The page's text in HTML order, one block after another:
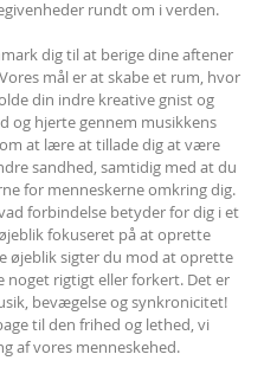
rundt om i verden.
dig til at berige dine aftener
mål er at skabe et rum, hvor
din indre kreative gnist og
og hjerte gennem musikkens
at lære at tillade dig at være
sandhed, samtidig med at du
for menneskerne omkring dig.
forbindelse betyder for dig i et
fokuseret på at oprette
øjeblik sigter du mod at oprette
noget rigtigt eller forkert. Det er
bevægelse og synkronicitet!
til den frihed og lethed, vi
af vores menneskehed.